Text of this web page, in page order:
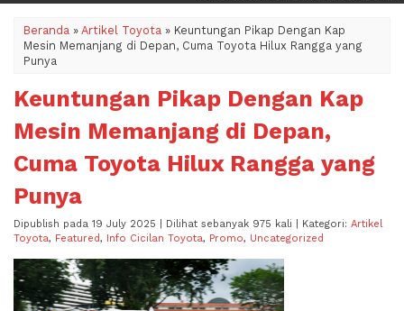
Beranda » Artikel Toyota » Keuntungan Pikap Dengan Kap
Mesin Memanjang di Depan, Cuma Toyota Hilux Rangga yang
Punya
Keuntungan Pikap Dengan Kap
Mesin Memanjang di Depan,
Cuma Toyota Hilux Rangga yang
Punya
Dipublish pada 19 July 2025 | Dilihat sebanyak 975 kali | Kategori: Artikel
Toyota, Featured, Info Cicilan Toyota, Promo, Uncategorized